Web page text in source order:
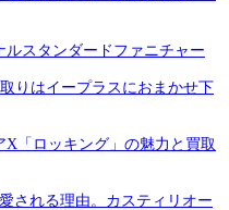
スタンダードファニチャー
りはイープラスにおまかせ下
「ロッキング」の魅力と買取
される理由。カスティリオー